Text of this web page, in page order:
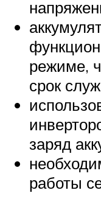
режиме,
срок
заряд
работы